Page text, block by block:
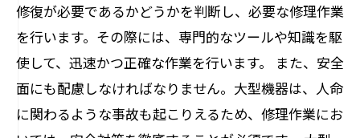
修復が必要であるかどうかを判断し、必要な修理作業
を行います。その際には、専門的なツールや知識を駆
使して、迅速かつ正確な作業を行います。 また、安全
面にも配慮しなければなりません。大型機器は、人命
に関わるような事故も起こりえるため、修理作業にお